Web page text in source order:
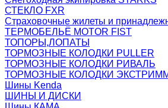
СТЕКЛО FXR
Страховочные жилеты и
ТЕРМОБЕЛЬЁ MOTOR FIST
ТОПОРЫ,ЛОПАТЫ
ТОРМОЗНЫЕ КОЛОДКИ PULLER
ТОРМОЗНЫЕ КОЛОДКИ РИВАЛЬ
ТОРМОЗНЫЕ КОЛОДКИ
Шины Kenda
ШИНЫ И ДИСКИ